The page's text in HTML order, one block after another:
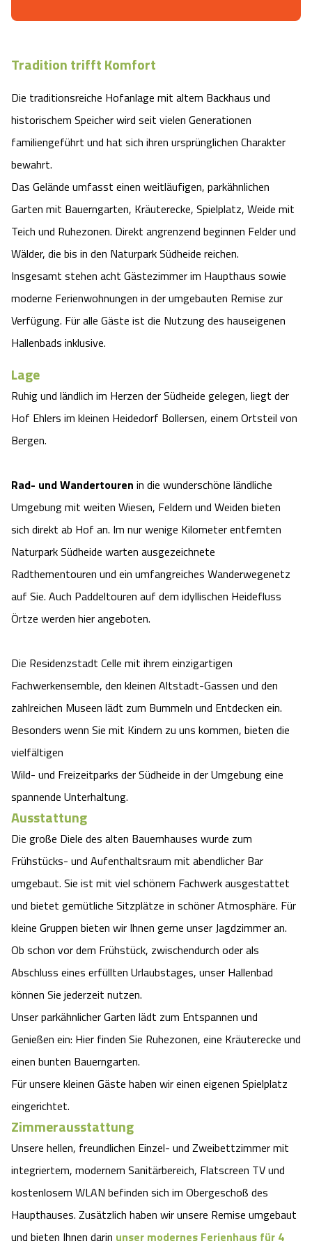
Urlaub mit Hund
Last Minute
Kataloge
Videos
Shop
Reiten
Kutschen
Regionale Küche
Tiere
Unterkünfte
Naturhotels
Urlaub mit Hund
Veranstaltungen
Wildpark Lüneburger Heide
Wildpark Schwarze Berge
Otter Zentrum
Wildpark Müden
Snow World Bispingen
Ralf Schumacher Kart & Bowl
Das verrückte Haus
Abenteuerland Trampolin-Park
Unterkünfte
Veranstaltungen
Shopping Celle
Kulinarisches Celle
Unterkünfte Celle
Veranstaltungen & Führungen Celle
Tradition trifft Komfort
Die traditionsreiche Hofanlage mit altem Backhaus und
historischem Speicher wird seit vielen Generationen
familiengeführt und hat sich ihren ursprünglichen Charakter
bewahrt.
Das Gelände umfasst einen weitläufigen, parkähnlichen
Garten mit Bauerngarten, Kräuterecke, Spielplatz, Weide mit
Teich und Ruhezonen. Direkt angrenzend beginnen Felder und
Wälder, die bis in den Naturpark Südheide reichen.
Insgesamt stehen acht Gästezimmer im Haupthaus sowie
moderne Ferienwohnungen in der umgebauten Remise zur
Verfügung. Für alle Gäste ist die Nutzung des hauseigenen
Hallenbads inklusive.
Lage
Ruhig und ländlich im Herzen der Südheide gelegen, liegt der
Hof Ehlers im kleinen Heidedorf Bollersen, einem Ortsteil von
Bergen.
Rad- und Wandertouren in die wunderschöne ländliche
Umgebung mit weiten Wiesen, Feldern und Weiden bieten
sich direkt ab Hof an. Im nur wenige Kilometer entfernten
Naturpark Südheide warten ausgezeichnete
Radthementouren und ein umfangreiches Wanderwegenetz
auf Sie. Auch Paddeltouren auf dem idyllischen Heidefluss
Örtze werden hier angeboten.
Die Residenzstadt Celle mit ihrem einzigartigen
Fachwerkensemble, den kleinen Altstadt-Gassen und den
zahlreichen Museen lädt zum Bummeln und Entdecken ein.
Besonders wenn Sie mit Kindern zu uns kommen, bieten die
vielfältigen
Wild- und Freizeitparks der Südheide in der Umgebung eine
spannende Unterhaltung.
Ausstattung
Die große Diele des alten Bauernhauses wurde zum
Frühstücks- und Aufenthaltsraum mit abendlicher Bar
umgebaut. Sie ist mit viel schönem Fachwerk ausgestattet
und bietet gemütliche Sitzplätze in schöner Atmosphäre. Für
kleine Gruppen bieten wir Ihnen gerne unser Jagdzimmer an.
Ob schon vor dem Frühstück, zwischendurch oder als
Abschluss eines erfüllten Urlaubstages, unser Hallenbad
können Sie jederzeit nutzen.
Unser parkähnlicher Garten lädt zum Entspannen und
Genießen ein: Hier finden Sie Ruhezonen, eine Kräuterecke und
einen bunten Bauerngarten.
Für unsere kleinen Gäste haben wir einen eigenen Spielplatz
eingerichtet.
Zimmerausstattung
Unsere hellen, freundlichen Einzel- und Zweibettzimmer mit
integriertem, modernem Sanitärbereich, Flatscreen TV und
kostenlosem WLAN befinden sich im Obergeschoß des
Haupthauses. Zusätzlich haben wir unsere Remise umgebaut
und bieten Ihnen darin unser modernes Ferienhaus für 4